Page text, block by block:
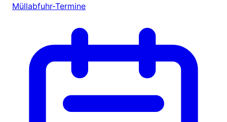
Müllabfuhr-Termine